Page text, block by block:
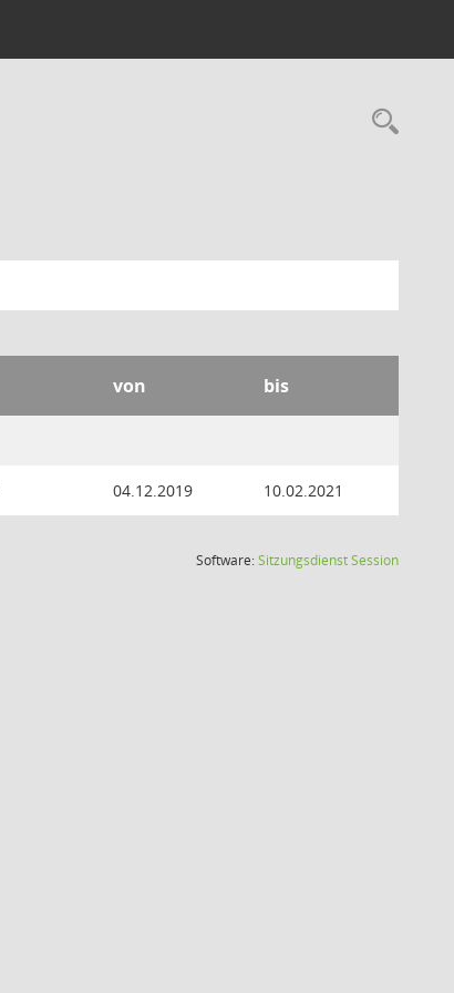
von bis
04.12.2019 10.02.2021
Software:SitzungsdienstSession(Wird in